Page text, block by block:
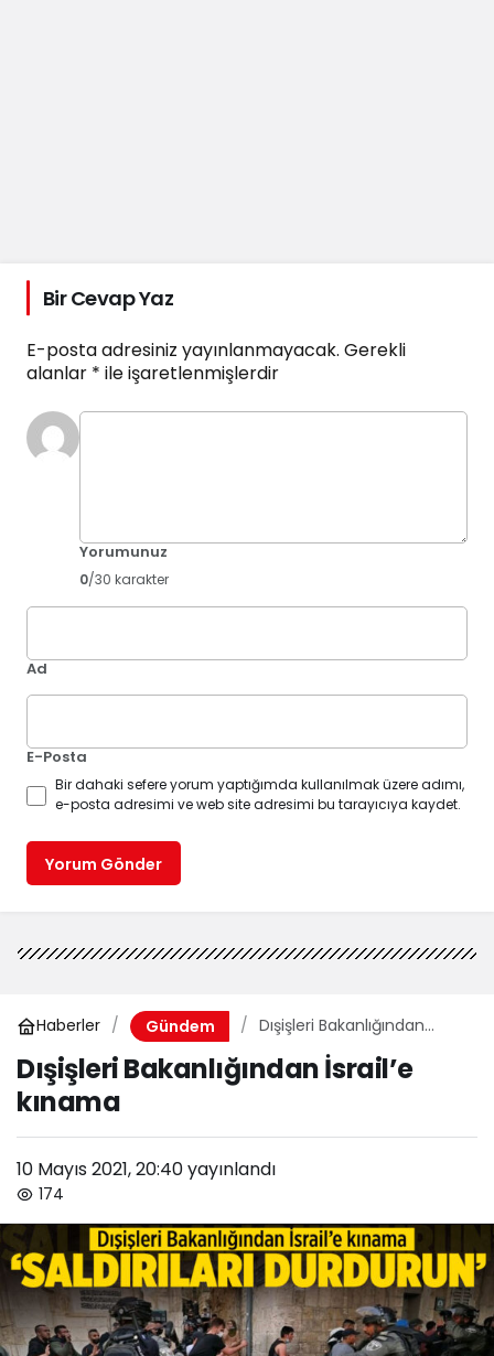
Bir Cevap Yaz
E-posta adresiniz yayınlanmayacak. Gerekli
alanlar * ile işaretlenmişlerdir
Yorumunuz
0/30 karakter
Ad
E-Posta
Bir dahaki sefere yorum yaptığımda kullanılmak üzere adımı,
e-posta adresimi ve web site adresimi bu tarayıcıya kaydet.
Yorum Gönder
Haberler Gündem
Dışişleri Bakanlığından
İsrail’e kınama
Dışişleri Bakanlığından İsrail’e
kınama
10 Mayıs 2021, 20:40yayınlandı
174